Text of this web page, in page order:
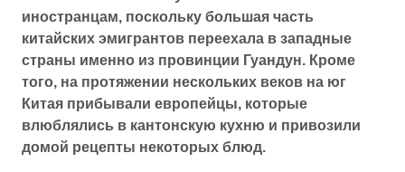
иностранцам, поскольку большая часть
китайских эмигрантов переехала в западные
страны именно из провинции Гуандун. Кроме
того, на протяжении нескольких веков на юг
Китая прибывали европейцы, которые
влюблялись в кантонскую кухню и привозили
домой рецепты некоторых блюд.